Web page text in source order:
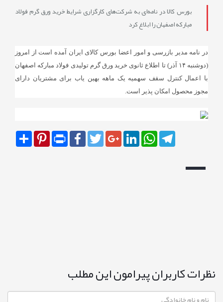
بورس کالا در نامه‌ای به شرکت‌های کارگزاری شرایط خرید ورق گرم فولاد
مبارکه اصفهان را ابلاغ کرد
در نامه مدیر بازرسی و امور اعضا بورس کالای ایران آمده است از امروز
(دوشنبه ۱۴ آذر) تا اطلاع ثانوی خرید ورق گرم تولیدی فولاد مبارکه اصفهان
با اعمال کنترل سقف سهمیه یک ماهه بهین یاب برای مشتریان دارای
مجوز محصول امکان پذیر است.
SharePinterest Print
FacebookTwitterGoogle+LinkedInWhatsAppTelegram
نظرات کاربران پیرامون این مطلب